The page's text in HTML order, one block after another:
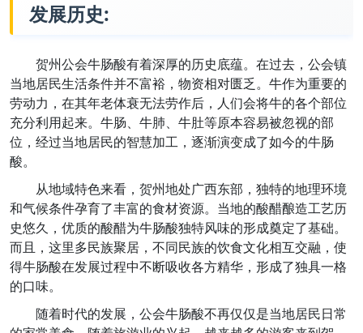
发展历史:
贺州公会牛肠酸有着深厚的历史底蕴。在过去，公会镇
当地居民生活条件并不富裕，物资相对匮乏。牛作为重要的
劳动力，在其年老体衰无法劳作后，人们会将牛的各个部位
充分利用起来。牛肠、牛肺、牛肚等原本容易被忽视的部
位，经过当地居民的智慧加工，逐渐演变成了如今的牛肠
酸。
从地域特色来看，贺州地处广西东部，独特的地理环境
和气候条件孕育了丰富的食材资源。当地的酸醋酿造工艺历
史悠久，优质的酸醋为牛肠酸独特风味的形成奠定了基础。
而且，这里多民族聚居，不同民族的饮食文化相互交融，使
得牛肠酸在发展过程中不断吸收各方精华，形成了独具一格
的口味。
随着时代的发展，公会牛肠酸不再仅仅是当地居民日常